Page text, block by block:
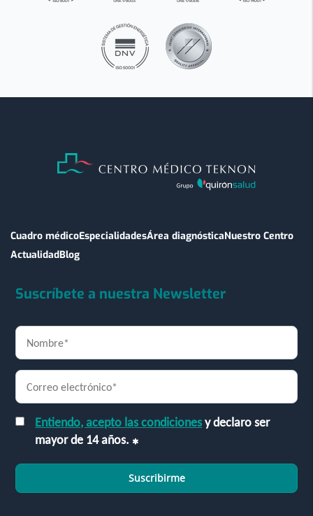
Cuadro médicoEspecialidadesÁrea diagnósticaNuestro Centro
ActualidadBlog
Suscríbete a nuestra Newsletter
Entiendo, acepto las condicionesy declaro ser
mayor de 14 años.
Suscribirme